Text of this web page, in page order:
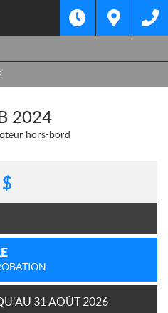
2024
hors-bord
$
31 AOÛT 2026